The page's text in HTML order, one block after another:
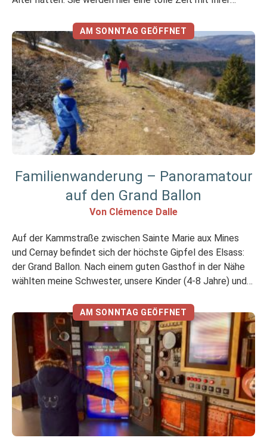
gemeinsam genießen können. Hier wird Wissenschaft
spielerisch vermittelt und es ist das […]
AM SONNTAG GEÖFFNET
Familienwanderung – Panoramatour
auf den Grand Ballon
Von Clémence Dalle
Auf der Kammstraße zwischen Sainte Marie aux Mines
und Cernay befindet sich der höchste Gipfel des Elsass:
der Grand Ballon. Nach einem guten Gasthof in der Nähe
wählten meine Schwester, unsere Kinder (4-8 Jahre) und
geeignet gilt. Sie hat einige Überraschungen für uns parat!
[…]
AM SONNTAG GEÖFFNET